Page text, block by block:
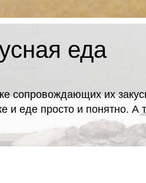
еда
сопровождающих их
и еде просто и понятно.